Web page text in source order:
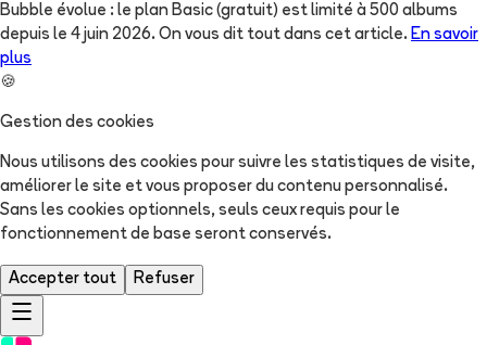
Bubble évolue : le plan Basic (gratuit) est limité à 500 albums
depuis le 4 juin 2026. On vous dit tout dans cet article. En savoir
plus
🍪
Gestion des cookies
Nous utilisons des cookies pour suivre les statistiques de visite,
améliorer le site et vous proposer du contenu personnalisé.
Sans les cookies optionnels, seuls ceux requis pour le
fonctionnement de base seront conservés.
Accepter tout Refuser